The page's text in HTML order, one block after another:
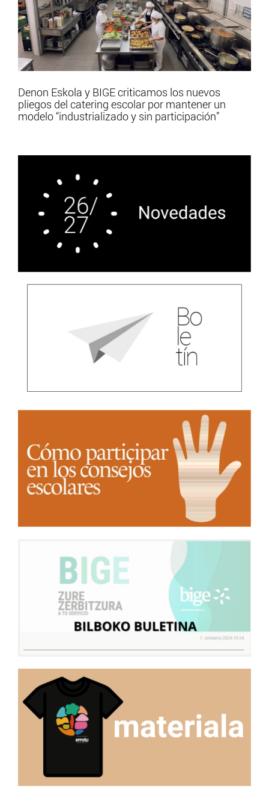
Denon Eskola y BIGE criticamos los nuevos
pliegos del catering escolar por mantener un
modelo “industrializado y sin participación”